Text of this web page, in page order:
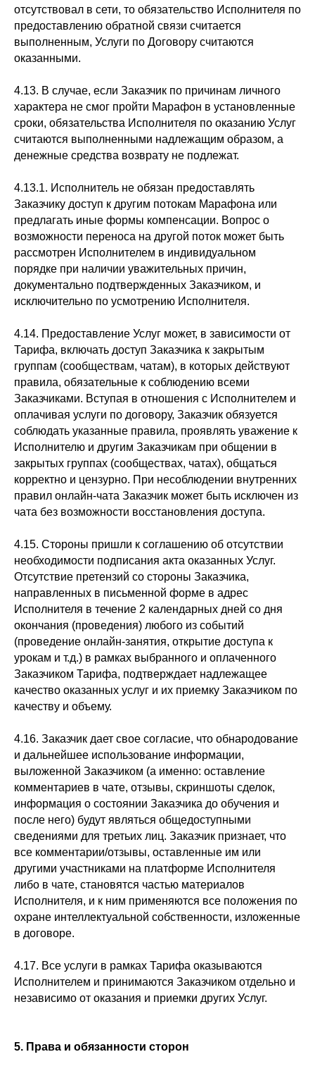
отсутствовал в сети, то обязательство Исполнителя по
предоставлению обратной связи считается
выполненным, Услуги по Договору считаются
оказанными.
4.13. В случае, если Заказчик по причинам личного
характера не смог пройти Марафон в установленные
сроки, обязательства Исполнителя по оказанию Услуг
считаются выполненными надлежащим образом, а
денежные средства возврату не подлежат.
4.13.1. Исполнитель не обязан предоставлять
Заказчику доступ к другим потокам Марафона или
предлагать иные формы компенсации. Вопрос о
возможности переноса на другой поток может быть
рассмотрен Исполнителем в индивидуальном
порядке при наличии уважительных причин,
документально подтвержденных Заказчиком, и
исключительно по усмотрению Исполнителя.
4.14. Предоставление Услуг может, в зависимости от
Тарифа, включать доступ Заказчика к закрытым
группам (сообществам, чатам), в которых действуют
правила, обязательные к соблюдению всеми
Заказчиками. Вступая в отношения с Исполнителем и
оплачивая услуги по договору, Заказчик обязуется
соблюдать указанные правила, проявлять уважение к
Исполнителю и другим Заказчикам при общении в
закрытых группах (сообществах, чатах), общаться
корректно и цензурно. При несоблюдении внутренних
правил онлайн-чата Заказчик может быть исключен из
чата без возможности восстановления доступа.
4.15. Стороны пришли к соглашению об отсутствии
необходимости подписания акта оказанных Услуг.
Отсутствие претензий со стороны Заказчика,
направленных в письменной форме в адрес
Исполнителя в течение 2 календарных дней со дня
окончания (проведения) любого из событий
(проведение онлайн-занятия, открытие доступа к
урокам и т.д.) в рамках выбранного и оплаченного
Заказчиком Тарифа, подтверждает надлежащее
качество оказанных услуг и их приемку Заказчиком по
качеству и объему.
4.16. Заказчик дает свое согласие, что обнародование
и дальнейшее использование информации,
выложенной Заказчиком (а именно: оставление
комментариев в чате, отзывы, скриншоты сделок,
информация о состоянии Заказчика до обучения и
после него) будут являться общедоступными
сведениями для третьих лиц. Заказчик признает, что
все комментарии/отзывы, оставленные им или
другими участниками на платформе Исполнителя
либо в чате, становятся частью материалов
Исполнителя, и к ним применяются все положения по
охране интеллектуальной собственности, изложенные
в договоре.
4.17. Все услуги в рамках Тарифа оказываются
Исполнителем и принимаются Заказчиком отдельно и
независимо от оказания и приемки других Услуг.
5. Права и обязанности сторон